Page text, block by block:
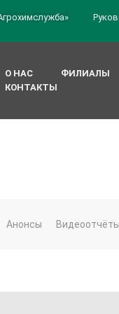
О НАС ФИЛИАЛЫ
КОНТАКТЫ
Анонсы Видеоотчёты